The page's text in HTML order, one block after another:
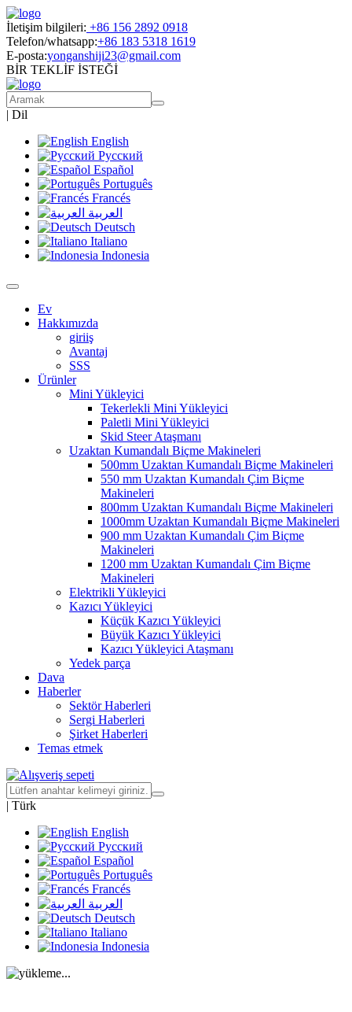
İletişim bilgileri: +86 156 2892 0918
Telefon/whatsapp:+86 183 5318 1619
E-posta:yonganshiji23@gmail.com
BİR TEKLİF İSTEĞİ
| Dil
English
Русский
Español
Português
Francés
العربية
Deutsch
Italiano
Indonesia
Ev
Hakkımızda
giriiş
Avantaj
SSS
Ürünler
Mini Yükleyici
Tekerlekli Mini Yükleyici
Paletli Mini Yükleyici
Skid Steer Ataşmanı
Uzaktan Kumandalı Biçme Makineleri
500mm Uzaktan Kumandalı Biçme Makineleri
550 mm Uzaktan Kumandalı Çim Biçme
Makineleri
800mm Uzaktan Kumandalı Biçme Makineleri
1000mm Uzaktan Kumandalı Biçme Makineleri
900 mm Uzaktan Kumandalı Çim Biçme
Makineleri
1200 mm Uzaktan Kumandalı Çim Biçme
Makineleri
Elektrikli Yükleyici
Kazıcı Yükleyici
Küçük Kazıcı Yükleyici
Büyük Kazıcı Yükleyici
Kazıcı Yükleyici Ataşmanı
Yedek parça
Dava
Haberler
Sektör Haberleri
Sergi Haberleri
Şirket Haberleri
Temas etmek
| Türk
English
Русский
Español
Português
Francés
العربية
Deutsch
Italiano
Indonesia